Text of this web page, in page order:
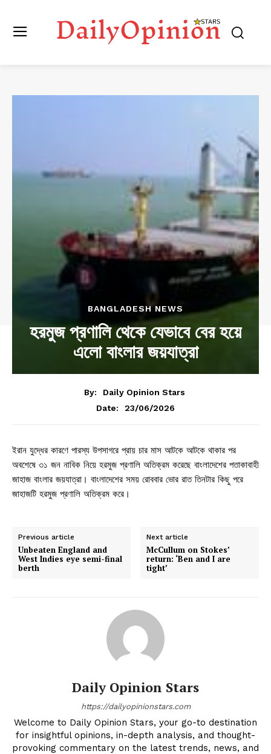
BANGLADESH NEWS
হরমুজ প্রণালি থেকে যেভাবে বের হয়ে
এলো বাংলার জয়যাত্রা
By:
Daily Opinion Stars
Date:
23/06/2026
ইরান যুদ্ধের কারণে পারস্য উপসাগরে প্রায় চার মাস আটকে আটকে থাকার পর
অবশেষে ৩১ জন নাবিক নিয়ে হরমুজ প্রণালি অতিক্রম করেছে বাংলাদেশের পতাকাবাহী
জাহাজ বাংলার জয়যাত্রা। বাংলাদেশের সময় রোববার ভোর রাত তিনটার কিছু পরে
জাহাজটি হরমুজ প্রণালি অতিক্রম করে।
Previous article
Unbeaten England and
West Indies eye semi-final
berth
Next article
McCullum on Stokes’
return: ‘Ben and I are
tight’
Daily Opinion Stars
https://dailyopinionstars.com
Welcome to Daily Opinion Stars, your go-to destination
for insightful opinions, in-depth analysis, and thought-
provoking commentary on the latest trends, news, and